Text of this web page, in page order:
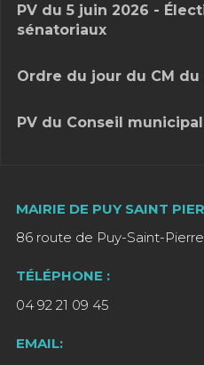
PV du 5 juin 2026 -
sénatoriaux
Ordre du jour du CM du
PV du Conseil
MAIRIE DE PUY SAINT
86 route de Puy-Saint-
TÉLÉPHONE :
04 92 21 09 45
EMAIL: